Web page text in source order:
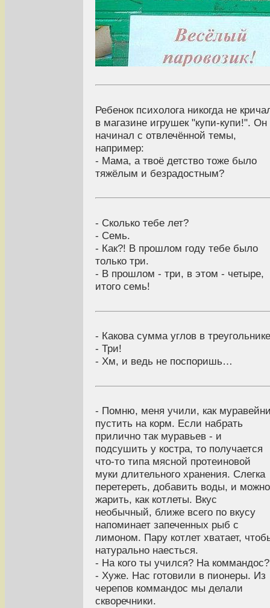
Ребенок психолога никогда не
в магазине игрушек "купи-купи!". Он
начинал с отвлечённой темы,
например:
- Мама, а твоё детство тоже было
тяжёлым и безрадостным?
- Сколько тебе лет?
- Семь.
- Как?! В прошлом году тебе было
только три.
- В прошлом - три, в этом - четыре,
итого семь!
- Какова сумма углов в
- Три!
- Хм, и ведь не поспоришь…
- Помню, меня учили, как
пустить на корм. Если набрать
прилично так муравьев - и
подсушить у костра, то получается
что-то типа мясной протеиновой
муки длительного хранения. Слегка
перетереть, добавить воды, и можно
жарить, как котлеты. Вкус
необычный, ближе всего по вкусу
напоминает запеченных рыб с
лимоном. Пару котлет хватает,
натурально наесться.
- На кого ты учился? На коммандос?
- Хуже. Нас готовили в пионеры. Из
черепов коммандос мы делали
скворечники.